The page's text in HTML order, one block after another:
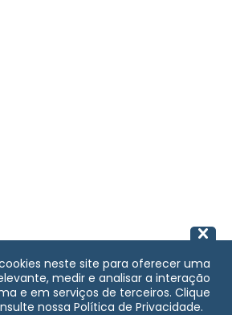
cookies neste site para oferecer uma
medir e analisar a interação
e em serviços de terceiros. Clique
nossa Política de Privacidade.